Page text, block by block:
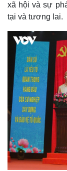
xã hội và sự
tại và tương lai.